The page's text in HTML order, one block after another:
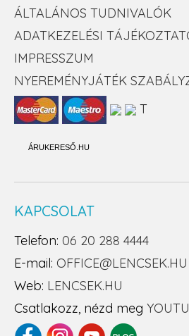
ÁLTALÁNOS TUDNIVALÓK
ADATKEZELÉSI
IMPRESSZUM
NYEREMÉNYJÁTÉK
T
ÁRUKERESŐ.HU
KAPCSOLAT
Telefon: 06 20 288 4444
E-mail: OFFICE@LENCSEK.HU
Web: LENCSEK.HU
Csatlakozz, nézd meg